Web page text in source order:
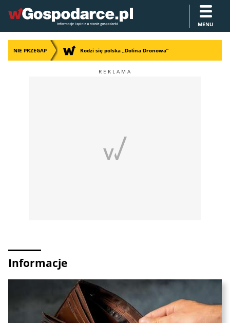
MENU
NIE PRZEGAP Rodzi się polska „Dolina Dronowa”
Informacje